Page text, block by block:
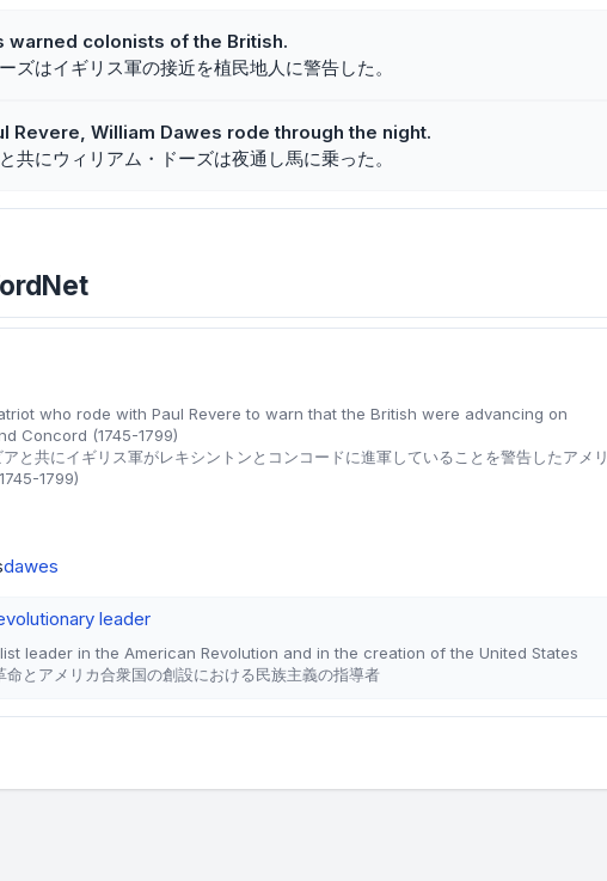
warned colonists of the British.
ズはイギリス軍の接近を植民地人に警告した。
Revere, William Dawes rode through the night.
共にウィリアム・ドーズは夜通し馬に乗った。
who rode with Paul Revere to warn that the British were advancing on
Concord (1745-1799)
と共にイギリス軍がレキシントンとコンコードに進軍していることを警告したアメリ
1799)
dawes
leader
leader in the American Revolution and in the creation of the United States
命とアメリカ合衆国の創設における民族主義の指導者